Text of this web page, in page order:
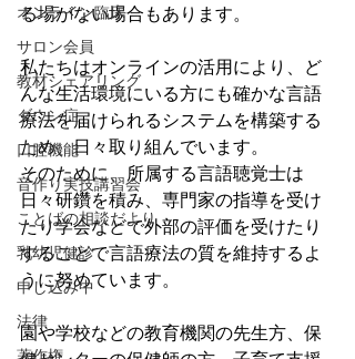
オンライン臨床
サロン会員
教材シェアリング
ダウン症
口腔機能
音作り実技講習会
ことばの相談だより
乳幼児健診
申し込み中
法律
る場がない場合もあります。
私たちはオンラインの活用により、ど
んな生活環境にいる方にも確かな言語
療法を届けられるシステムを構築する
ため、日々取り組んでいます。
そのために、所属する言語聴覚士は
日々研鑽を積み、専門家の指導を受け
たり学会などで外部の評価を受けたり
することで言語療法の質を維持するよ
うに努めています。
園や学校などの教育機関の先生方、保